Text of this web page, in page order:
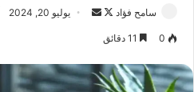
سامح فؤاد
ت
ع
ع
ل
يوليو 20, 2024
0